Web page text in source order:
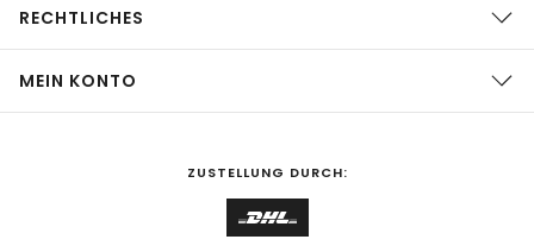
RECHTLICHES
MEIN KONTO
ZUSTELLUNG DURCH: